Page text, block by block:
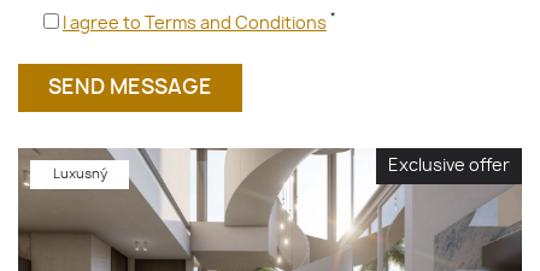
I agree to Terms and Conditions *
Exclusive offer
Luxusný